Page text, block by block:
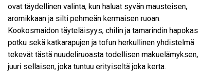
ovat täydellinen valinta, kun haluat syvän mausteisen,
aromikkaan ja silti pehmeän kermaisen ruoan.
Kookosmaidon täyteläisyys, chilin ja tamarindin hapokas
potku sekä katkarapujen ja tofun herkullinen yhdistelmä
tekevät tästä nuudeliruoasta todellisen makuelämyksen,
juuri sellaisen, joka tuntuu erityiseltä joka kerta.